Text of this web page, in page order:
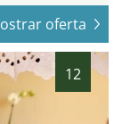
oferta
12